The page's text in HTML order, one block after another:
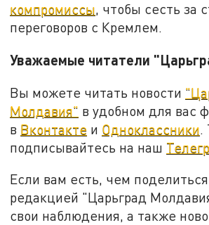
компромиссы, чтобы сесть за
переговоров с Кремлем.
Уважаемые читатели
Вы можете читать новости
Молдавия" в удобном для вас
в Вконтакте и Одноклассники
подписывайтесь на наш
Если вам есть, чем
редакцией "Царьград
свои наблюдения, а также